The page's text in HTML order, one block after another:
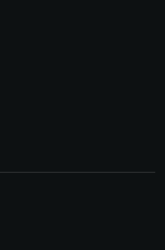
Questi cookie